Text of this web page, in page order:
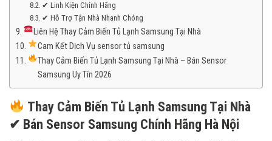
✔ Linh Kiện Chính Hãng
✔ Hỗ Trợ Tận Nhà Nhanh Chóng
Liên Hệ Thay Cảm Biến Tủ Lạnh Samsung Tại Nhà
Cam Kết Dịch Vụ sensor tủ samsung
Thay Cảm Biến Tủ Lạnh Samsung Tại Nhà – Bán Sensor
Samsung Uy Tín 2026
Thay Cảm Biến Tủ Lạnh Samsung Tại Nhà
✔ Bán Sensor Samsung Chính Hãng Hà Nội